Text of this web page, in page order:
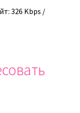
326 Kbps /